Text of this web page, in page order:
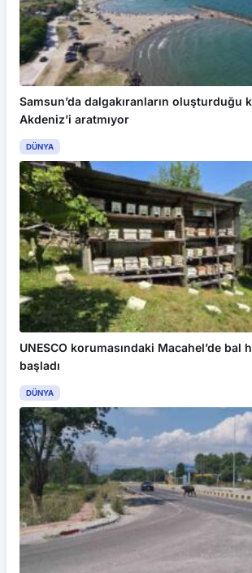
Samsun’da dalgakıranların oluşturduğu
Akdeniz’i aratmıyor
DÜNYA
UNESCO korumasındaki Macahel’de bal
başladı
DÜNYA